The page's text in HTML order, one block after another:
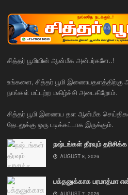
சித்தர் பூமியின் ஆன்மீக அன்பர்களே..!
உங்களை, சித்தர் பூமி இணையதளத்திற்கு
நாங்கள் மட்டற்ற மகிழ்ச்சி அடைகிறோம்.
சித்தர் பூமி இணைய தள ஆன்மீக
தேடலுக்கு ஒரு படிக்கட்டாக இருக்கும்.
நஷ்டங்கள் தீரவும்
AUGUST 8, 2026
பக்தனுக்காக பரமாத்மா
AUGUST 7, 2026